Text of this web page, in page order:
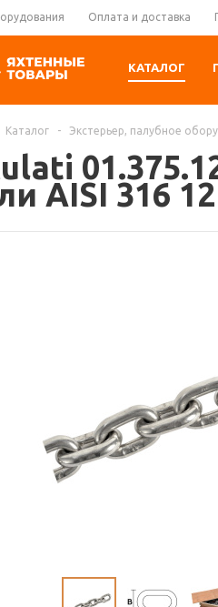
Оплата и доставка
КАТАЛОГ
Каталог - Экстерьер, палубное
AISI 316